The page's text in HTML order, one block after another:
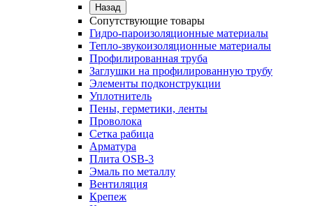
Назад
Сопутствующие товары
Гидро-пароизоляционные материалы
Тепло-звукоизоляционные материалы
Профилированная труба
Заглушки на профилированную трубу
Элементы подконструкции
Уплотнитель
Пены, герметики, ленты
Проволока
Сетка рабица
Арматура
Плита OSB-3
Эмаль по металлу
Вентиляция
Крепеж